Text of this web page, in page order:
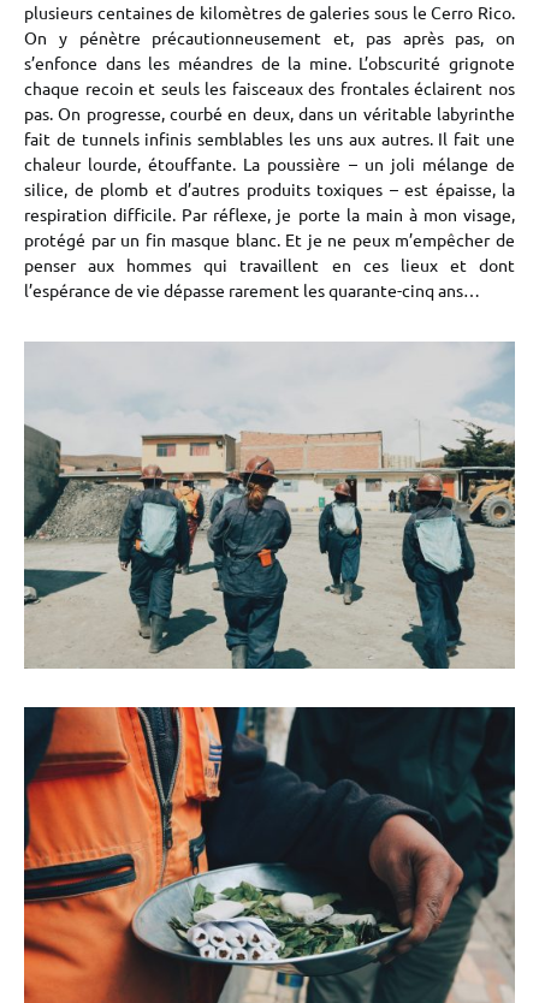
plusieurs centaines de kilomètres de galeries sous le Cerro Rico.
On y pénètre précautionneusement et, pas après pas, on
s’enfonce dans les méandres de la mine. L’obscurité grignote
chaque recoin et seuls les faisceaux des frontales éclairent nos
pas. On progresse, courbé en deux, dans un véritable labyrinthe
fait de tunnels infinis semblables les uns aux autres. Il fait une
chaleur lourde, étouffante. La poussière – un joli mélange de
silice, de plomb et d’autres produits toxiques – est épaisse, la
respiration difficile. Par réflexe, je porte la main à mon visage,
protégé par un fin masque blanc. Et je ne peux m’empêcher de
penser aux hommes qui travaillent en ces lieux et dont
l’espérance de vie dépasse rarement les quarante-cinq ans…